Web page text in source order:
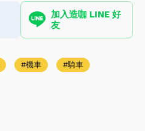
加入造咖 LINE 好
友
機車 騎車